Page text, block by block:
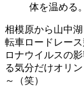
体を温める
相模原から山中
転車ロードレー
ロナウイルスの
る気分だけオリ
～（笑）